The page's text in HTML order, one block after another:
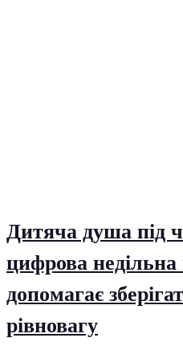
Дитяча душа під
цифрова
допомагає
рівновагу